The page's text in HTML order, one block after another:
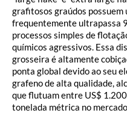
grafitosos graúdos possuem
frequentemente ultrapassa
processos simples de
químicos agressivos. Essa
grosseira é altamente
ponta global devido ao seu
grafeno de alta qualidade,
que flutuam entre US$
tonelada métrica no